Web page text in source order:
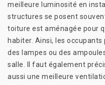
meilleure luminosité en
structures se posent
toiture est aménagée pour
habiter. Ainsi, les
des lampes ou des
salle. Il faut également
aussi une meilleure